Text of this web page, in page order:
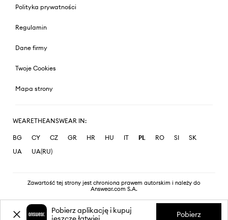
Polityka prywatności
Regulamin
Dane firmy
Twoje Cookies
Mapa strony
WEARETHEANSWEAR IN:
BG CY CZ GR HR HU IT PL RO SI
SK
UA
UA(RU)
Zawartość tej strony jest chroniona prawem autorskim i należy do
Answear.com S.A.
Pobierz aplikację i kupuj
Pobierz